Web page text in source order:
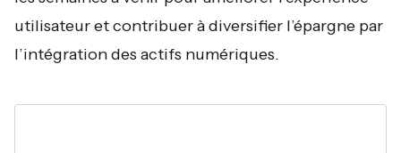
utilisateur et contribuer à diversifier l’épargne par
l’intégration des actifs numériques.